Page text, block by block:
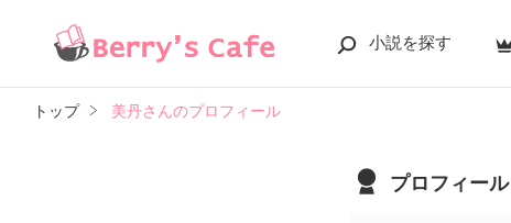
小説を探す
トップ 美丹さんのプロフィール
プロフィール